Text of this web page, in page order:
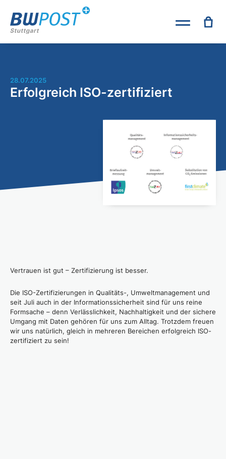
28.07.2025
Erfolgreich ISO-zertifiziert
Vertrauen ist gut – Zertifizierung ist besser.
Die ISO-Zertifizierungen in Qualitäts-, Umweltmanagement und
seit Juli auch in der Informationssicherheit sind für uns reine
Formsache – denn Verlässlichkeit, Nachhaltigkeit und der sichere
Umgang mit Daten gehören für uns zum Alltag. Trotzdem freuen
wir uns natürlich, gleich in mehreren Bereichen erfolgreich ISO-
zertifiziert zu sein!